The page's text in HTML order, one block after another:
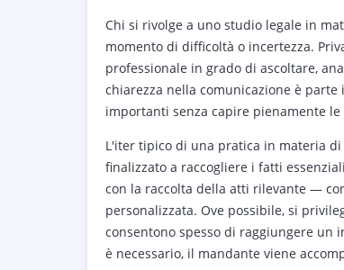
Chi si rivolge a uno studio legale in
momento di difficoltà o incertezza.
professionale in grado di ascoltare,
chiarezza nella comunicazione è
importanti senza capire pienamente
L'iter tipico di una pratica in materia
finalizzato a raccogliere i fatti
con la raccolta della atti rilevante —
personalizzata. Ove possibile, si
consentono spesso di raggiungere un
è necessario, il mandante viene